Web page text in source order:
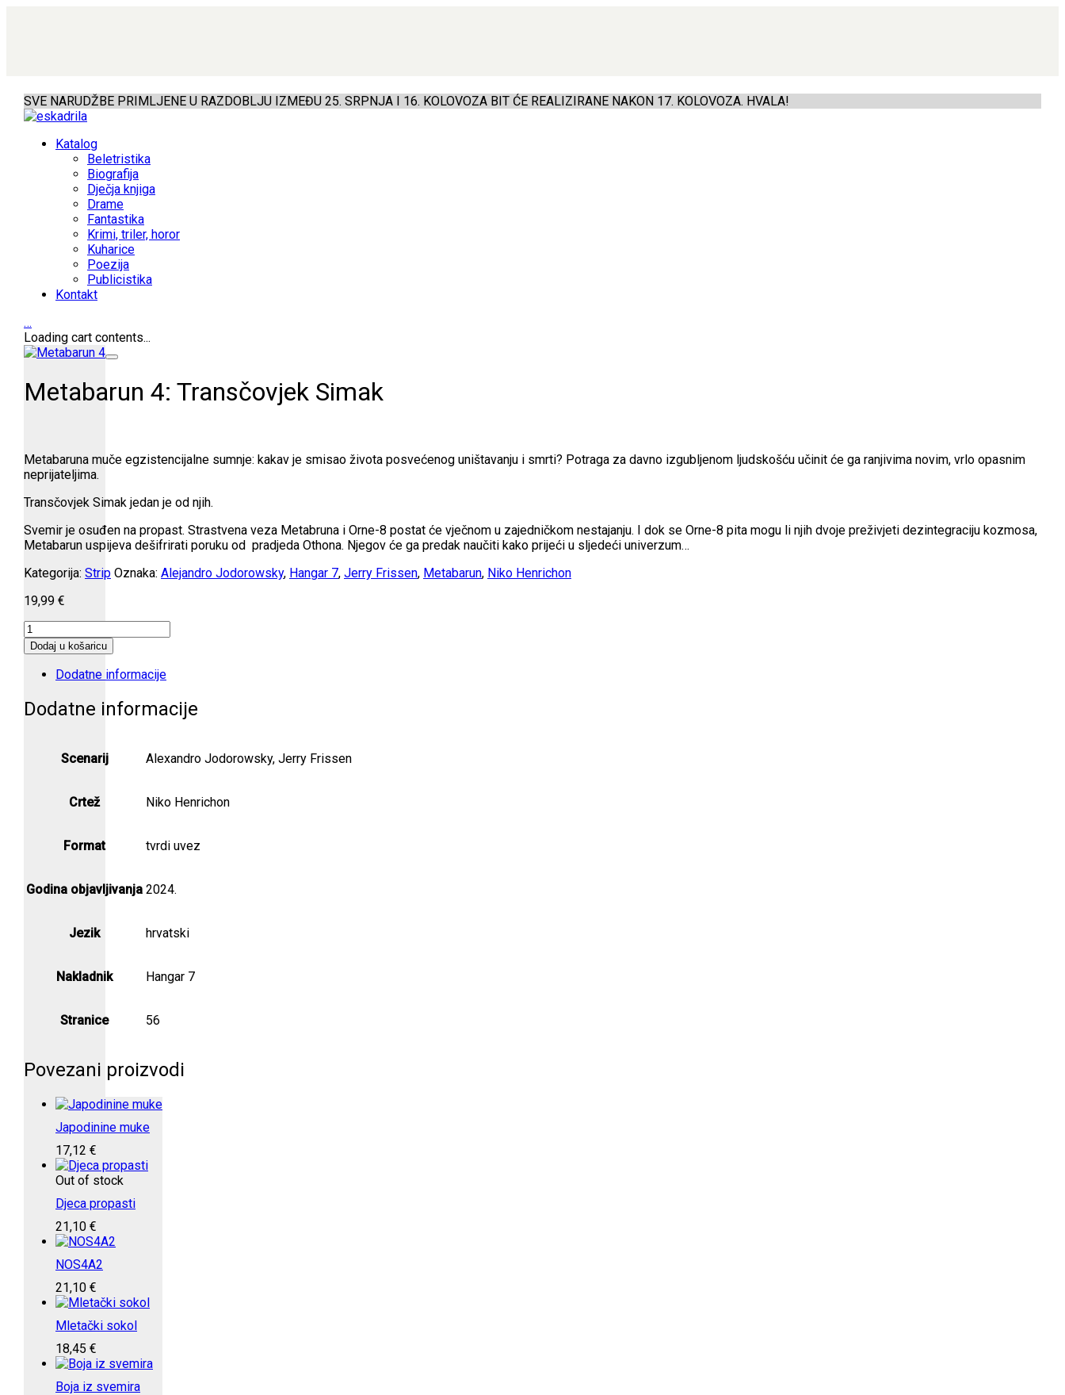
SVE NARUDŽBE PRIMLJENE U RAZDOBLJU IZMEĐU 25. SRPNJA I 16. KOLOVOZA BIT ĆE REALIZIRANE NAKON 17. KOLOVOZA. HVALA!
Katalog
Beletristika
Biografija
Dječja knjiga
Drame
Fantastika
Krimi, triler, horor
Kuharice
Poezija
Publicistika
Kontakt
…
Loading cart contents...
Metabarun 4: Transčovjek Simak
Metabaruna muče egzistencijalne sumnje: kakav je smisao života posvećenog uništavanju i smrti? Potraga za davno izgubljenom ljudskošću učinit će ga ranjivima novim, vrlo opasnim
neprijateljima.
Transčovjek Simak jedan je od njih.
Svemir je osuđen na propast. Strastvena veza Metabruna i Orne-8 postat će vječnom u zajedničkom nestajanju. I dok se Orne-8 pita mogu li njih dvoje preživjeti dezintegraciju kozmosa,
Metabarun uspijeva dešifrirati poruku od pradjeda Othona. Njegov će ga predak naučiti kako prijeći u sljedeći univerzum…
Kategorija: Strip Oznaka: Alejandro Jodorowsky, Hangar 7, Jerry Frissen, Metabarun, Niko Henrichon
19,99 €
Metabarun
4:
Transčovjek
Simak
Dodaj u košaricu
Dodatne informacije
Dodatne informacije
Scenarij Alexandro Jodorowsky, Jerry Frissen
Crtež Niko Henrichon
Format tvrdi uvez
Godina objavljivanja 2024.
Jezik hrvatski
Nakladnik Hangar 7
Stranice 56
Povezani proizvodi
Japodinine muke
17,12 €
Out of stock
Djeca propasti
21,10 €
NOS4A2
21,10 €
Mletački sokol
18,45 €
Boja iz svemira